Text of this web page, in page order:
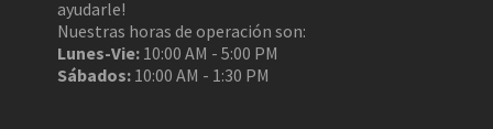
ayudarle!
Nuestras horas de operación son:
Lunes-Vie: 10:00 AM - 5:00 PM
Sábados: 10:00 AM - 1:30 PM